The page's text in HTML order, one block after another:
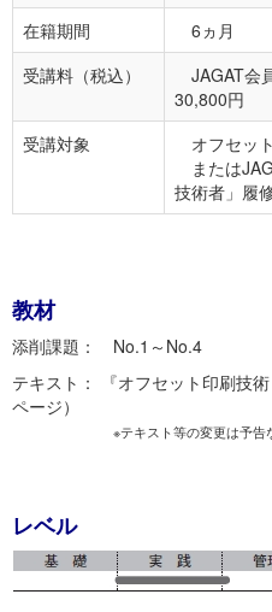
在籍期間
6ヵ月
受講料（税込）
JAGAT
30,800円
受講対象
オフセッ
または
技術者」履
教材
添削課題： No.1～No.4
テキスト： 『オフセット印刷技
ページ）
※テキスト等の変更は予告
レベル